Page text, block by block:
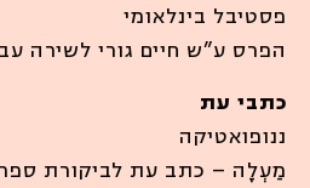
פסטיבל בינלאומי
הפרס ע”ש חיים גורי לשירה
כתבי עת
ננופואטיקה
מַעְלָה – כתב עת לביקורת